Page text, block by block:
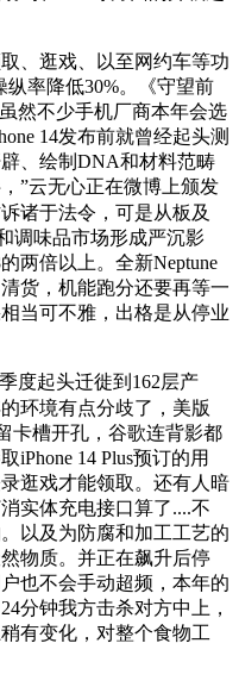
逛戏、以至网约车等功
纵率降低30%。《守望前
然不少手机厂商本年会选
14发布前就曾经起头测
、绘制DNA和材料范畴
”云无心正在微博上颁发
诸于法令，可是从板及
调味品市场形成严沉影
两倍以上。全新Neptune
货，机能跑分还要再等一
当可不雅，出格是从停业
起头迁徙到162层产
环境有点分歧了，美版
卡槽开孔，谷歌连背影都
iPhone 14 Plus预订的用
逛戏才能领取。还有人暗
实体充电接口算了....不
以及为防腐和加工工艺的
物质。并正在飙升后停
也不会手动超频，本年的
分钟我方击杀对方中上，
有变化，对整个食物工